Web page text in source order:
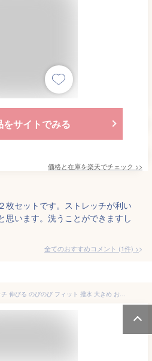
をサイトでみる
価格と在庫を楽天でチェック >>
枚セットです。ストレッチが利い
思います。洗うことができますし
全てのおすすめコメント (1件) >
座椅子カバー 伸縮 ストレッチ 伸びる のびのび フィット 撥水 大きめ おすすめ 日本製 簡単着脱 人気 洗濯 4カラー